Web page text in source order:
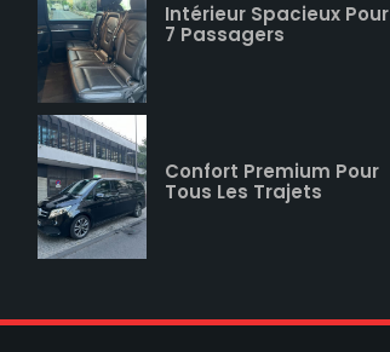
Intérieur Spacieux Pour
7 Passagers
Confort Premium Pour
Tous Les Trajets